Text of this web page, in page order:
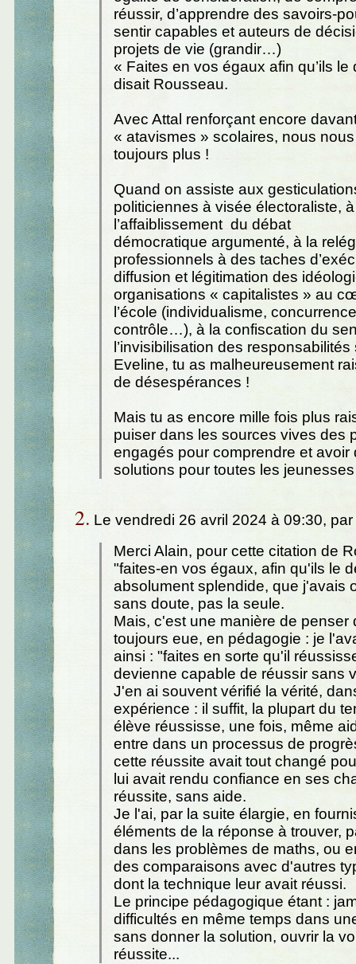
réussir, d’apprendre des savoirs-
sentir capables et auteurs de
projets de vie (grandir…)
« Faites en vos égaux afin qu’ils le
disait Rousseau.
Avec Attal renforçant encore
« atavismes » scolaires, nous
toujours plus !
Quand on assiste aux
politiciennes à visée électoraliste, à
l’affaiblissement du débat
démocratique argumenté, à la
professionnels à des taches
diffusion et légitimation des
organisations « capitalistes » au
l’école (individualisme,
contrôle…), à la confiscation du
l’invisibilisation des
Eveline, tu as malheureusement
de désespérances !
Mais tu as encore mille fois plus
puiser dans les sources vives des
engagés pour comprendre et avoir
solutions pour toutes les
2. Le vendredi 26 avril 2024 à 09:30, par
Merci Alain, pour cette citation de
"faites-en vos égaux, afin qu'ils le
absolument splendide, que j'avais
sans doute, pas la seule.
Mais, c'est une manière de penser
toujours eue, en pédagogie : je
ainsi : "faites en sorte qu'il
devienne capable de réussir sans
J'en ai souvent vérifié la vérité,
expérience : il suffit, la plupart du
élève réussisse, une fois, même
entre dans un processus de
cette réussite avait tout changé
lui avait rendu confiance en ses
réussite, sans aide.
Je l'ai, par la suite élargie, en
éléments de la réponse à trouver,
dans les problèmes de maths, ou
des comparaisons avec d'autres
dont la technique leur avait réussi.
Le principe pédagogique étant :
difficultés en même temps dans
sans donner la solution, ouvrir la
réussite...